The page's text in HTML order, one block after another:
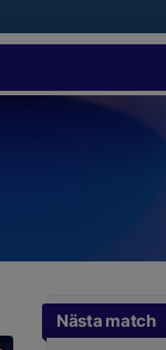
Nästa match